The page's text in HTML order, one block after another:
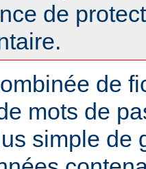
de
de
mots de
simple de